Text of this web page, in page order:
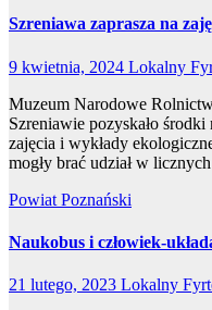
Szreniawa zaprasza na
9 kwietnia, 2024 Lokalny
Muzeum Narodowe
Szreniawie pozyskało
zajęcia i wykłady
mogły brać udział w
Powiat Poznański
Naukobus i człowiek-
21 lutego, 2023 Lokalny